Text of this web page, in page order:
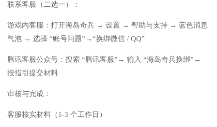
联系客服（二选一）：
游戏内客服：打开海岛奇兵 → 设置 → 帮助与支持 → 蓝色消息
气泡 → 选择 “账号问题”→“换绑微信 / QQ”
腾讯客服公众号：搜索 “腾讯客服”→ 输入 “海岛奇兵换绑”→
按指引提交材料
审核与完成：
客服核实材料（1-3 个工作日）